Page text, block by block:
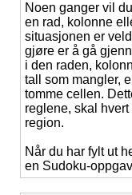
Noen ganger vil
en rad, kolonne
situasjonen er
gjøre er å gå
i den raden,
tall som mangler,
tomme cellen.
reglene, skal
region.
Når du har fylt ut
en Sudoku-